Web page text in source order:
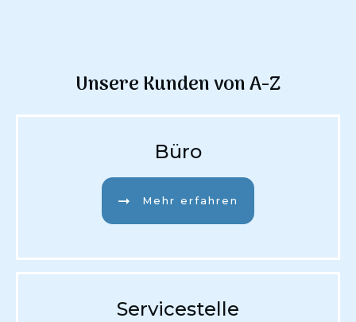
Unsere Kunden von A-Z
Büro
Mehr erfahren
Servicestelle